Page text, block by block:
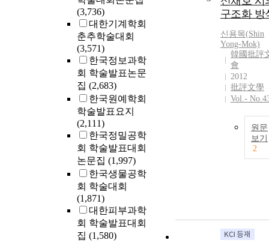
(3,736)
대한기계학회
춘추학술대회
(3,571)
한국정보과학
회 학술발표논문
집 (2,683)
한국원예학회
학술발표요지
(2,111)
한국정밀공학
회 학술발표대회
논문집 (1,997)
한국생물공학
회 학술대회
(1,871)
대한피부과학
회 학술발표대회
집 (1,580)
구조화 방
신용목(Shin
Yong-Mok)
韓國批評
會
2012
批評文學
Vol.-
원문
보기
2